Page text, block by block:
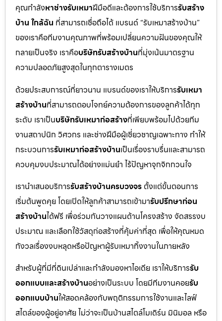
คุณกำลังหาช่างรับเหมาฝีมือดีและต้องการใช้บริการรับสร้าง
บ้าน ใกล้ฉัน ที่สามารถเชื่อถือได้ แบรนด์ “รับเหมาสร้างบ้าน”
ของเราคือทีมงานคุณภาพที่พร้อมเปลี่ยนความฝันของคุณให้
กลายเป็นจริง เราคือบริษัทรับสร้างบ้านที่มุ่งเน้นมาตรฐาน
ความปลอดภัยสูงสุดในทุกตารางเมตร
ด้วยประสบการณ์ที่ยาวนาน แบรนด์ของเราให้บริการรับเหมา
สร้างบ้านที่สามารถตอบโจทย์ความต้องการของลูกค้าได้ทุก
ระดับ เราเป็นบริษัทรับเหมาก่อสร้างที่เพียบพร้อมไปด้วยทีม
งานสถาปนิก วิศวกร และช่างฝีมือผู้เชี่ยวชาญเฉพาะทาง ทำให้
กระบวนการรับเหมาก่อสร้างบ้านเป็นเรื่องราบรื่นและสามารถ
ควบคุมงบประมาณได้อย่างแม่นยำ ไร้ปัญหาจุกจิกกวนใจ
เรานำเสนอบริการรับสร้างบ้านครบวงจร ตั้งแต่ขั้นตอนการ
เริ่มต้นพูดคุย โดยเปิดให้ลูกค้าสามารถเข้ามารับปรึกษาก่อน
สร้างบ้านได้ฟรี เพื่อร่วมกันวางแผนด้านโครงสร้าง จัดสรรงบ
ประมาณ และเลือกใช้วัสดุก่อสร้างที่คุ้มค่าที่สุด เพื่อให้คุณหมด
กังวลเรื่องงบหลุดหรือปัญหาผู้รับเหมาทิ้งงานในภายหลัง
สำหรับผู้ที่มีที่ดินเปล่าและกำลังมองหาไอเดีย เราให้บริการรับ
ออกแบบและสร้างบ้านอย่างเป็นระบบ โดยมีทีมงานคอยรับ
ออกแบบบ้านให้สอดคล้องกับพฤติกรรมการใช้งานและไลฟ์
สไตล์ของผู้อยู่อาศัย ไม่ว่าจะเป็นบ้านสไตล์โมเดิร์น มินิมอล หรือ